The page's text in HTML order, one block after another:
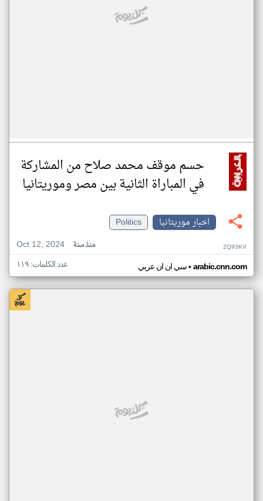
حسم موقف محمد صلاح من المشاركة
في المباراة الثانية بين مصر وموريتانيا
اخبار موريتانيا
Politics
Oct 12, 2024
منذ سنة ZQ93KV
سي ان ان عربي• arabic.cnn.com عدد الكلمات: ١١٩